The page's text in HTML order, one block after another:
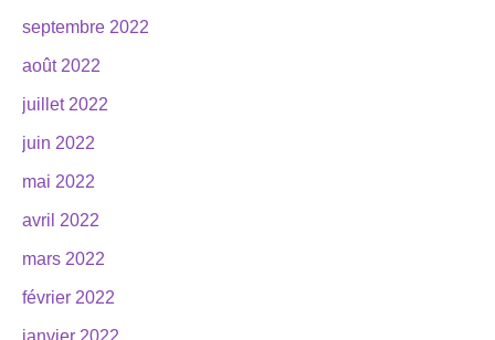
septembre 2022
août 2022
juillet 2022
juin 2022
mai 2022
avril 2022
mars 2022
février 2022